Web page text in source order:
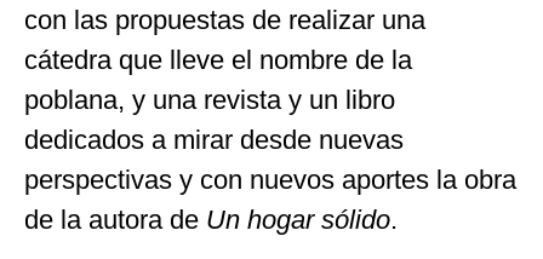
con las propuestas de realizar una
cátedra que lleve el nombre de la
poblana, y una revista y un libro
dedicados a mirar desde nuevas
perspectivas y con nuevos aportes la obra
de la autora de Un hogar sólido.